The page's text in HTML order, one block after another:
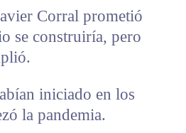
Corral prometió
se construiría, pero
iniciado en los
la pandemia.